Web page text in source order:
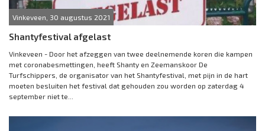
Vinkeveen, 30 augustus 2021
Shantyfestival afgelast
Vinkeveen - Door het afzeggen van twee deelnemende koren die kampen
met coronabesmettingen, heeft Shanty en Zeemanskoor De
Turfschippers, de organisator van het Shantyfestival, met pijn in de hart
moeten besluiten het festival dat gehouden zou worden op zaterdag 4
september niet te...